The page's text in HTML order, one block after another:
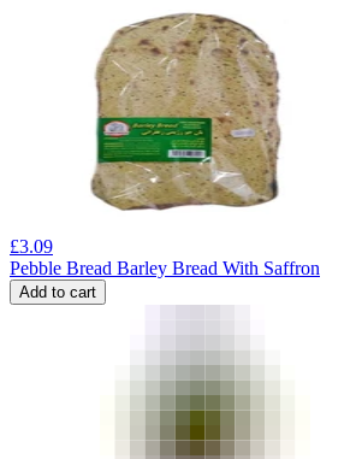
£3.09
Pebble Bread Barley Bread With Saffron
Add to cart